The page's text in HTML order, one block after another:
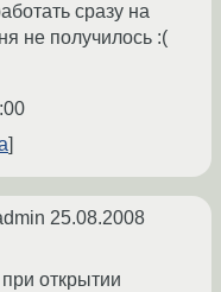
сразу на
не получилось :(
25.08.2008
открытии